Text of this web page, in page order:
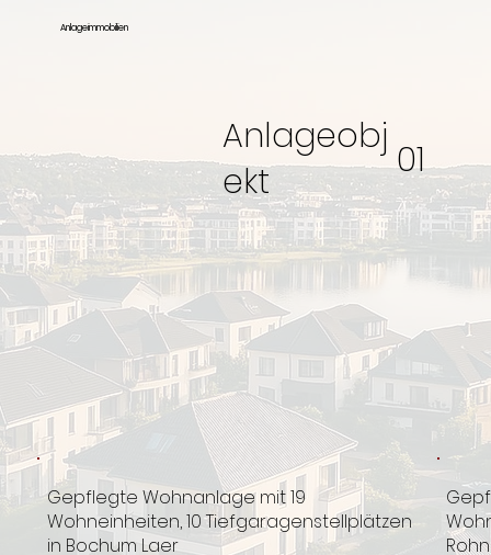
Anlageimmobilien
Gepflegte Wohnanlage mit 19
Wohneinheiten, 10 Tiefgaragenstellplätzen
in Bochum Laer
Anlageobj
ekt
01